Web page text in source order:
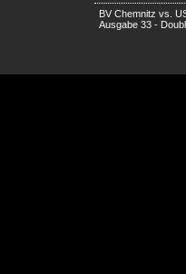
BV Chemnitz vs.
Ausgabe 33 -